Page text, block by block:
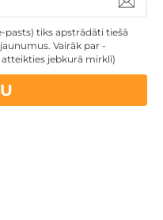
brīvdienās
ĢIMENEI
pasts) tiks apstrādāti tiešā
Vairāk par -
atteikties jebkurā mirklī)